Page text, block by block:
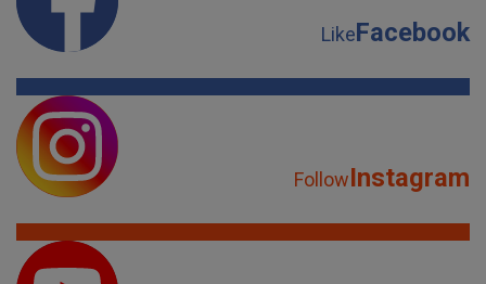
LikeFacebook
FollowInstagram